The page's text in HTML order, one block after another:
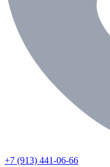
+7 (913) 441-06-66